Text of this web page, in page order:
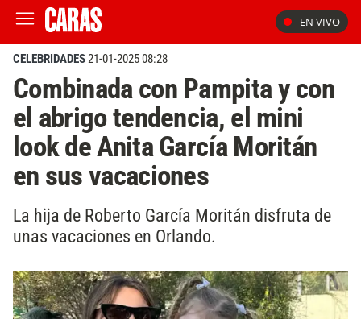
EN VIVO
CELEBRIDADES21-01-2025 08:28
Combinada con Pampita y con
el abrigo tendencia, el mini
look de Anita García Moritán
en sus vacaciones
La hija de Roberto García Moritán disfruta de
unas vacaciones en Orlando.